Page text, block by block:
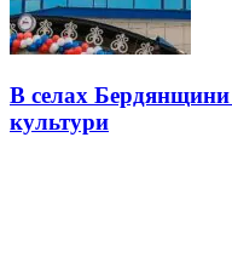
В селах Бердянщини
культури